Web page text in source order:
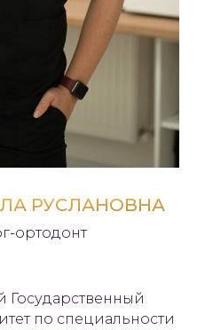
РУСЛАНОВНА
ортодонт
Государственный
по специальности